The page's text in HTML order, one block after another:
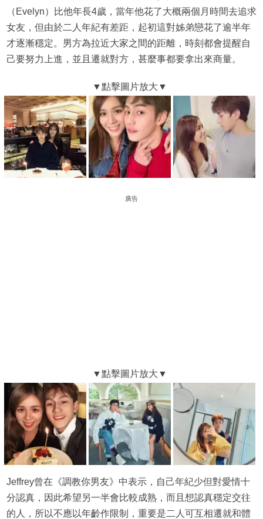
（Evelyn）比他年長4歲，當年他花了大概兩個月時間去追求
女友，但由於二人年紀有差距，起初這對姊弟戀花了逾半年
才逐漸穩定。男方為拉近大家之間的距離，時刻都會提醒自
己要努力上進，並且遷就對方，甚麼事都要拿出來商量。
廣告
Jeffrey曾在《調教你男友》中表示，自己年紀少但對愛情十
分認真，因此希望另一半會比較成熟，而且想認真穩定交往
的人，所以不應以年齡作限制，重要是二人可互相遷就和體